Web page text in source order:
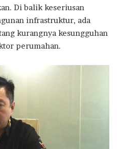
Di balik keseriusan
infrastruktur, ada
kurangnya kesungguhan
perumahan.